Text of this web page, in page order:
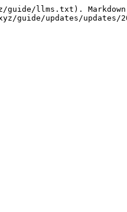
llms.txt).
guide/updates/updates/